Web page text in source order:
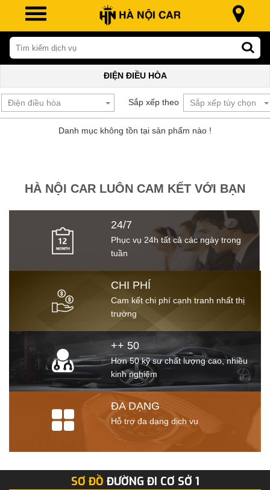
ĐIỆN ĐIỀU HÒA
Sắp xếp theo
Danh mục không tồn tại sản phẩm nào !
HÀ NỘI CAR LUÔN CAM KẾT VỚI BẠN
24/7
Phục vụ 24h tất cả các ngày trong
tuần
CHI PHÍ
Cam kết chi phí cạnh tranh nhất thị
trường
++ 50
Hơn 50 kỹ sư chất lượng cao, nhiều
kinh nghiệm
ĐA DẠNG
Hỗ trợ đa dạng dịch vụ
SƠ ĐỒ ĐƯỜNG ĐI CƠ SỞ 1